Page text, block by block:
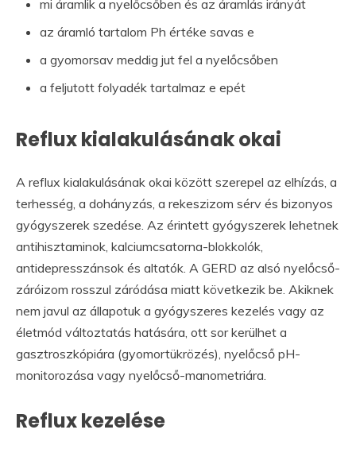
mi áramlik a nyelőcsőben és az áramlás irányát
az áramló tartalom Ph értéke savas e
a gyomorsav meddig jut fel a nyelőcsőben
a feljutott folyadék tartalmaz e epét
Reflux kialakulásának okai
A reflux kialakulásának okai között szerepel az elhízás, a
terhesség, a dohányzás, a rekeszizom sérv és bizonyos
gyógyszerek szedése. Az érintett gyógyszerek lehetnek
antihisztaminok, kalciumcsatorna-blokkolók,
antidepresszánsok és altatók. A GERD az alsó nyelőcső-
záróizom rosszul záródása miatt következik be. Akiknek
nem javul az állapotuk a gyógyszeres kezelés vagy az
életmód változtatás hatására, ott sor kerülhet a
gasztroszkópiára (gyomortükrözés), nyelőcső pH-
monitorozása vagy nyelőcső-manometriára.
Reflux kezelése